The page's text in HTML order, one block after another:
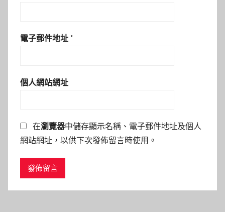
電子郵件地址 *
個人網站網址
在瀏覽器中儲存顯示名稱、電子郵件地址及個人
網站網址，以供下次發佈留言時使用。